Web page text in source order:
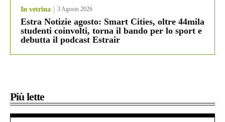
In vetrina 3 Agosto 2026
Estra Notizie agosto: Smart Cities, oltre 44mila
studenti coinvolti, torna il bando per lo sport e
debutta il podcast Estrair
Più lette